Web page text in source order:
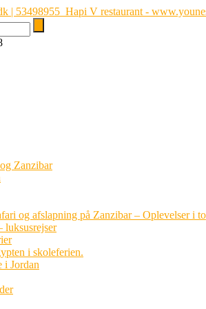
Zanzibar
og afslapning på Zanzibar – Oplevelser i
luksusrejser
i skoleferien.
i Jordan